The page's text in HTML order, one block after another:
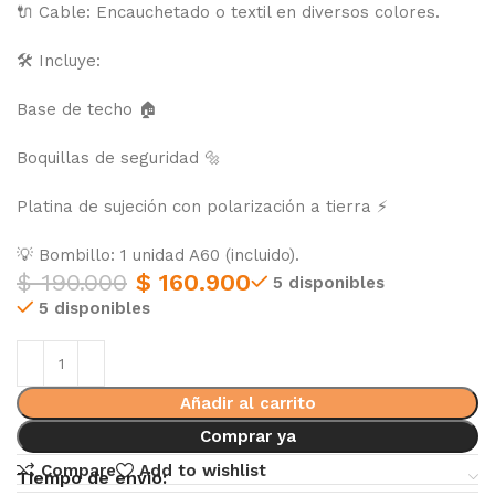
🔌 Cable: Encauchetado o textil en diversos colores.
🛠 Incluye:
Base de techo 🏠
Boquillas de seguridad 🔩
Platina de sujeción con polarización a tierra ⚡
💡 Bombillo: 1 unidad A60 (incluido).
$190.000 $ 160.900
5 disponibles
5 disponibles
Añadir al carrito
Comprar ya
Compare
Add to wishlist
Tiempo de envio: